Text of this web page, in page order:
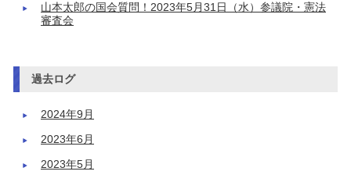
山本太郎の国会質問！2023年5月31日（水）参議院・憲法
審査会
過去ログ
2024年9月
2023年6月
2023年5月